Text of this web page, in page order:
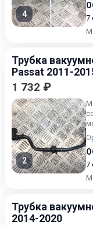
4
7
Трубка
Passat 2011-
1 732 ₽
2
7
Трубка
2014-2020